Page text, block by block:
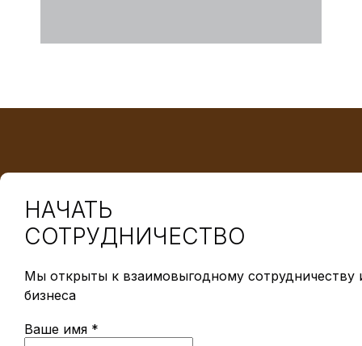
НАЧАТЬ
СОТРУДНИЧЕСТВО
Мы открыты к взаимовыгодному сотрудничеству
бизнеса
Ваше имя *